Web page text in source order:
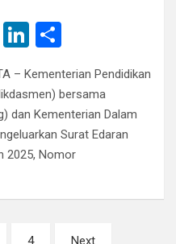
G
Li
ke
dI
n
ar
e
– Kementerian Pendidikan
bersama
dan Kementerian Dalam
Surat Edaran
2025, Nomor
4 Next